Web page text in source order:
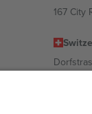
167 City